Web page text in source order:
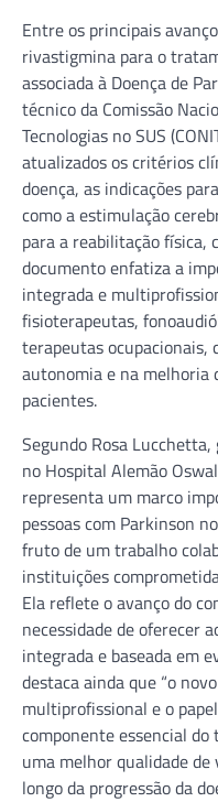
Entre os principais
rivastigmina para o
associada à Doença de
técnico da Comissão
Tecnologias no SUS
atualizados os critérios
doença, as indicações
como a estimulação
para a reabilitação física,
documento enfatiza a
integrada e
fisioterapeutas,
terapeutas ocupacionais,
autonomia e na melhoria
pacientes.
Segundo Rosa
no Hospital Alemão
representa um marco
pessoas com Parkinson
fruto de um trabalho
instituições
Ela reflete o avanço do
necessidade de oferecer
integrada e baseada em
destaca ainda que “o
multiprofissional e o
componente essencial
uma melhor qualidade
longo da progressão da